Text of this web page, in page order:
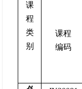
课
程
类
别
课程
编码